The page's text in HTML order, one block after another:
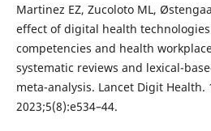
Martinez EZ, Zucoloto ML,
effect of digital health
competencies and health
systematic reviews and lexical-
meta-analysis. Lancet Digit Health.
2023;5(8):e534–44.